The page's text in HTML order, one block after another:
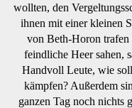
wollten, den
ihnen mit einer kleinen
von Beth-Horon trafen
feindliche Heer sahen,
Handvoll Leute, wie
kämpfen? Außerdem
ganzen Tag noch nichts